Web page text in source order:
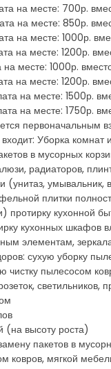
на месте: 700р.
на месте: 850р.
на месте: 1000р.
на месте: 1200р.
месте: 1000р.
на месте: 1200р.
на месте: 1500р.
на месте: 1750р.
первоначальным
Уборка
в мусорных
радиаторов,
(унитаз, умывальник,
плитки
протирку кухонной
кухонных шкафов
элементам,
сухую уборку
чистку пылесосом
(на высоту роста)
пакетов в
ковров, мягкой